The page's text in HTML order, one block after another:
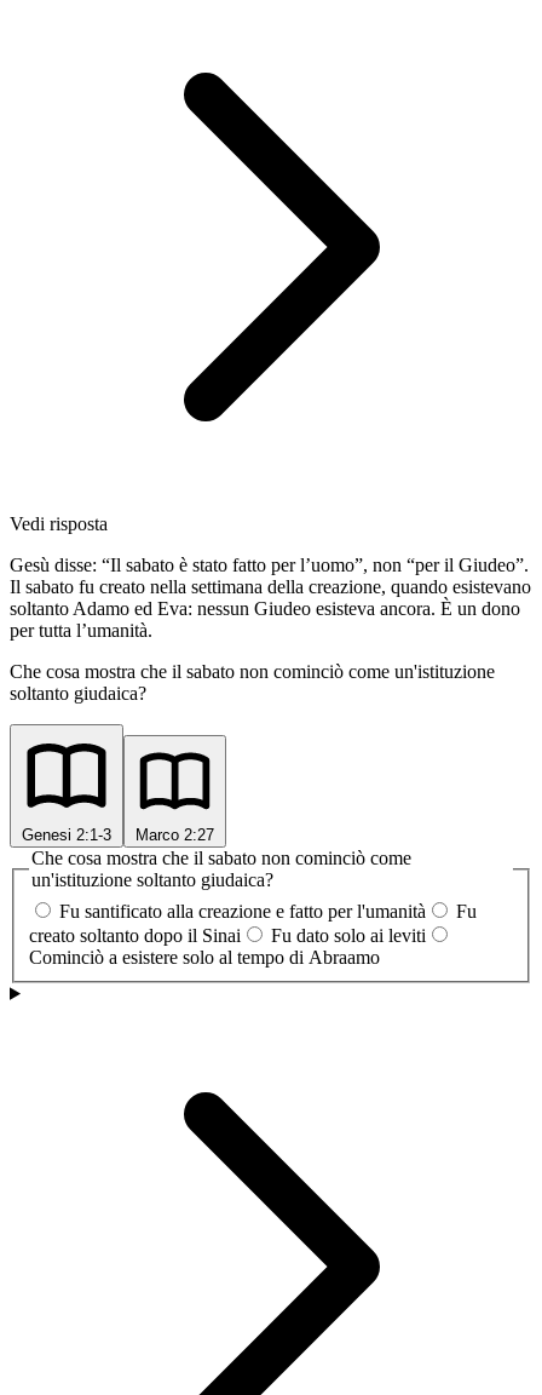
Vedi risposta
Gesù disse: “Il sabato è stato fatto per l’uomo”, non “per il Giudeo”.
Il sabato fu creato nella settimana della creazione, quando esistevano
soltanto Adamo ed Eva: nessun Giudeo esisteva ancora. È un dono
per tutta l’umanità.
Che cosa mostra che il sabato non cominciò come un'istituzione
soltanto giudaica?
Genesi 2:1-3 Marco 2:27
Che cosa mostra che il sabato non cominciò come
un'istituzione soltanto giudaica?
Fu santificato alla creazione e fatto per l'umanità
Fu
creato soltanto dopo il Sinai
Fu dato solo ai leviti
Cominciò a esistere solo al tempo di Abraamo